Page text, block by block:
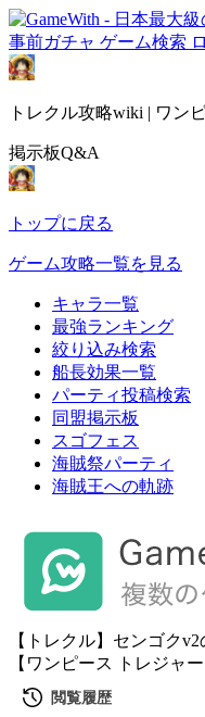
事前ガチャ ゲーム検索
トレクル攻略wiki | ワン
掲示板Q&A
トップに戻る
ゲーム攻略一覧を見る
キャラ一覧
最強ランキング
絞り込み検索
船長効果一覧
パーティ投稿検索
同盟掲示板
スゴフェス
海賊祭パーティ
海賊王への軌跡
【トレクル】センゴク
【ワンピース トレジャ